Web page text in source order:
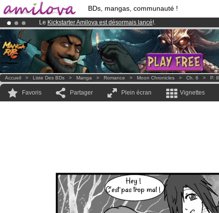
BDs, mangas, communauté !
Le Kickstarter Amilova est désormais lancé!.
Déjà 100000membreset 1000BDs & Mangas!
Abonnement premium: à partir de
3.95 eurospar mois !Clique ici
Accueil > Liste Des BDs > Manga > Romance > Moon Chronicles > Ch. 6 > P. 8
Favoris Partager Plein écran Vignettes
Hey !
C'est pas trop mal !